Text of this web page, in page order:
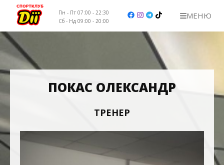
Пн - Пт 07:00 - 22:30
Сб - Нд 09:00 - 20:00
МЕНЮ
НАШІ КЛУБИ
ЦІНИ
ТРЕНЕРИ
КОНТАКТИ
ПОКАС ОЛЕКСАНДР
ТРЕНЕР